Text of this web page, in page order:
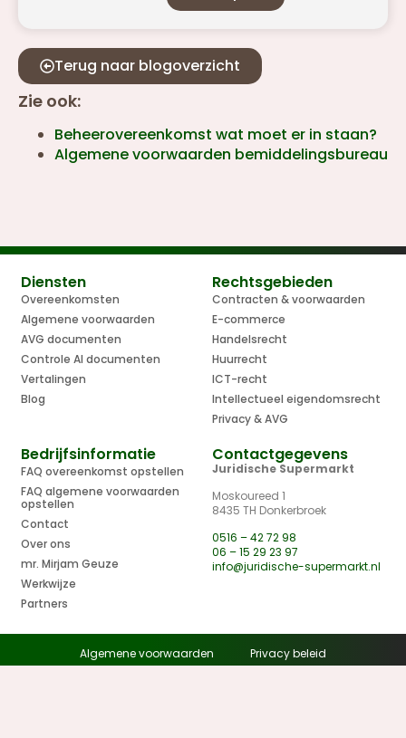
Terug naar blogoverzicht
Zie ook:
Beheerovereenkomst wat moet er in staan?
Algemene voorwaarden bemiddelingsbureau
Diensten
Overeenkomsten
Algemene voorwaarden
AVG documenten
Controle AI documenten
Vertalingen
Blog
Rechtsgebieden
Contracten & voorwaarden
E-commerce
Handelsrecht
Huurrecht
ICT-recht
Intellectueel eigendomsrecht
Privacy & AVG
Bedrijfsinformatie
FAQ overeenkomst opstellen
FAQ algemene voorwaarden
opstellen
Contact
Over ons
mr. Mirjam Geuze
Werkwijze
Partners
Contactgegevens
Juridische Supermarkt
Moskoureed 1
8435 TH Donkerbroek
0516 – 42 72 98
06 – 15 29 23 97
info@juridische-supermarkt.nl
Algemene voorwaarden Privacy beleid